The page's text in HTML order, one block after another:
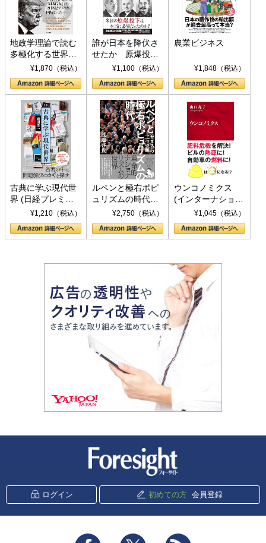
地政学理論で読む
多極化する世界：
トランプとBRICS
の挑戦
¥1,870（税込）
誰が日本を降伏さ
せたか 原爆投
下、ソ連参戦、そ
して聖断 (PHP新
書)
¥1,100（税込）
農業ビジネス
¥1,848（税込）
古典に学ぶ現代世
界 (日経プレミア
シリーズ)¥1,210（税込）
ルペンと極右ポピ
ュリズムの時代：
〈ヤヌス〉の二つ
の顔
¥2,750（税込）
ウンコノミクス
(インターナショナ
ル新書)¥1,045（税込）
ログイン 初めての方 会員登録
Facebook Twitter